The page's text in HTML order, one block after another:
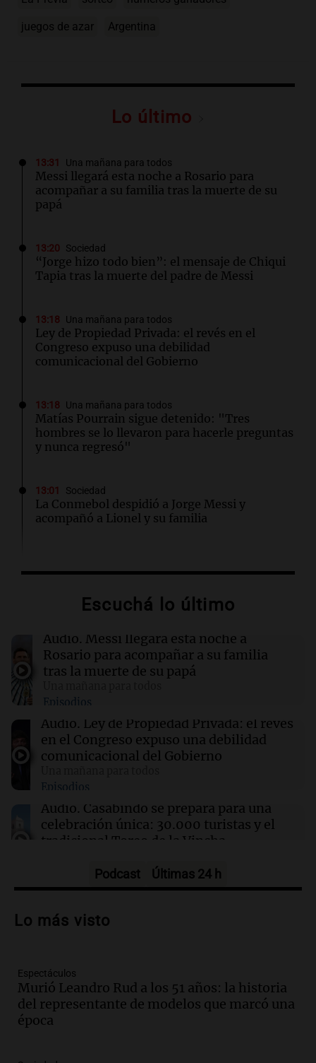
juegos de azar Argentina
Lo último
13:31 Una mañana para todos
Messi llegará esta noche a Rosario para
acompañar a su familia tras la muerte de su
papá
13:20 Sociedad
“Jorge hizo todo bien”: el mensaje de Chiqui
Tapia tras la muerte del padre de Messi
13:18 Una mañana para todos
Ley de Propiedad Privada: el revés en el
Congreso expuso una debilidad
comunicacional del Gobierno
13:18 Una mañana para todos
Matías Pourrain sigue detenido: "Tres
hombres se lo llevaron para hacerle preguntas
y nunca regresó"
13:01 Sociedad
La Conmebol despidió a Jorge Messi y
acompañó a Lionel y su familia
AFA dispuso un minuto de silencio y
12:39 Sociedad
“Rosarino de alma y corazón”: Javkin
despidió a Jorge Messi
12:35 Sociedad
Se incendió un colectivo en Arroyito: hubo 22
pasajeros evacuados
12:35 La Popu
La Mona Jiménez le dejó un sentido mensaje a
Messi tras la muerte de su papá
Escuchá lo último
Audio. Messi llegará esta noche a
Rosario para acompañar a su familia
tras la muerte de su papá
Episodios
Audio. Ley de Propiedad Privada: el revés
en el Congreso expuso una debilidad
comunicacional del Gobierno
Episodios
Audio. Casabindo se prepara para una
celebración única: 30.000 turistas y el
tradicional Toreo de la Vincha
Audio.Borges, abogada de Pourrain:
hacerle preguntas y nunca regresó"
Audio.
metros del río Suquía y retiraron hasta
800 kilos de basura por jornada
Una mañana para todos
Podcast Últimas 24 h
Lo más visto
Espectáculos
Murió Leandro Rud a los 51 años: la historia
del representante de modelos que marcó una
época